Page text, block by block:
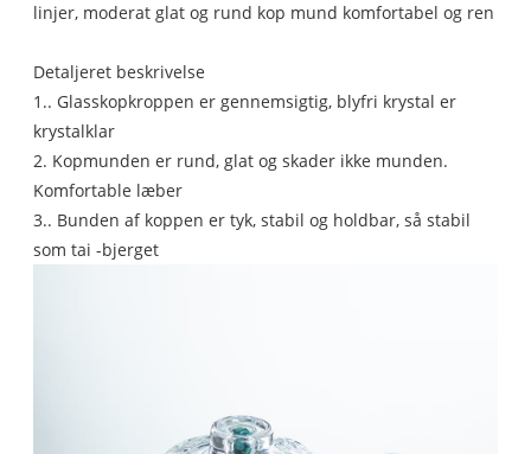
linjer, moderat glat og rund kop mund komfortabel og ren
Detaljeret beskrivelse
1.. Glasskopkroppen er gennemsigtig, blyfri krystal er
krystalklar
2. Kopmunden er rund, glat og skader ikke munden.
Komfortable læber
3.. Bunden af koppen er tyk, stabil og holdbar, så stabil
som tai -bjerget